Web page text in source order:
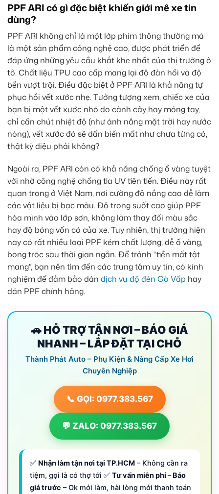
PPF ARI có gì đặc biệt khiến giới mê xe tin
dùng?
PPF ARI không chỉ là một lớp phim thông thường mà
là một sản phẩm công nghệ cao, được phát triển để
đáp ứng những yêu cầu khắt khe nhất của thị trường ô
tô. Chất liệu TPU cao cấp mang lại độ đàn hồi và độ
bền vượt trội. Điều đặc biệt ở PPF ARI là khả năng tự
phục hồi vết xước nhẹ. Tưởng tượng xem, chiếc xe của
bạn bị một vết xước nhỏ do cành cây hay móng tay,
chỉ cần chút nhiệt độ (như ánh nắng mặt trời hay nước
nóng), vết xước đó sẽ dần biến mất như chưa từng có,
thật kỳ diệu phải không?
Ngoài ra, PPF ARI còn có khả năng chống ố vàng tuyệt
vời nhờ công nghệ chống tia UV tiên tiến. Điều này rất
quan trọng ở Việt Nam, nơi cường độ nắng cao dễ làm
các vật liệu bị bạc màu. Độ trong suốt cao giúp PPF
hòa mình vào lớp sơn, không làm thay đổi màu sắc
hay độ bóng vốn có của xe. Tuy nhiên, thị trường hiện
nay có rất nhiều loại PPF kém chất lượng, dễ ố vàng,
bong tróc sau thời gian ngắn. Để tránh “tiền mất tật
mang”, bạn nên tìm đến các trung tâm uy tín, có kinh
nghiệm để đảm bảo dán dịch vụ độ đèn Gò Vấp hay
dán PPF chính hãng.
🚗 HỖ TRỢ TẬN NƠI – BÁO GIÁ
NHANH – LẮP ĐẶT TẠI CHỖ
Thành Phát Auto – Phụ Kiện & Nâng Cấp Xe Hơi
Chuyên Nghiệp
📞 GỌI: 0977.383.567
💬 ZALO: 0977.383.567
✅ Nhận làm tận nơi tại TP.HCM – Không cần ra
tiệm, gọi là có thợ tới ✅ Tư vấn miễn phí – Báo
giá trước – Ok mới làm, hài lòng mới thanh toán